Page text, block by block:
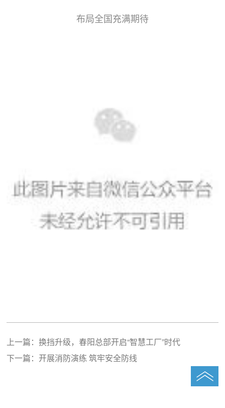
布局全国充满期待
上一篇：换挡升级，春阳总部开启“智慧工厂”时代
下一篇： 开展消防演练 筑牢安全防线